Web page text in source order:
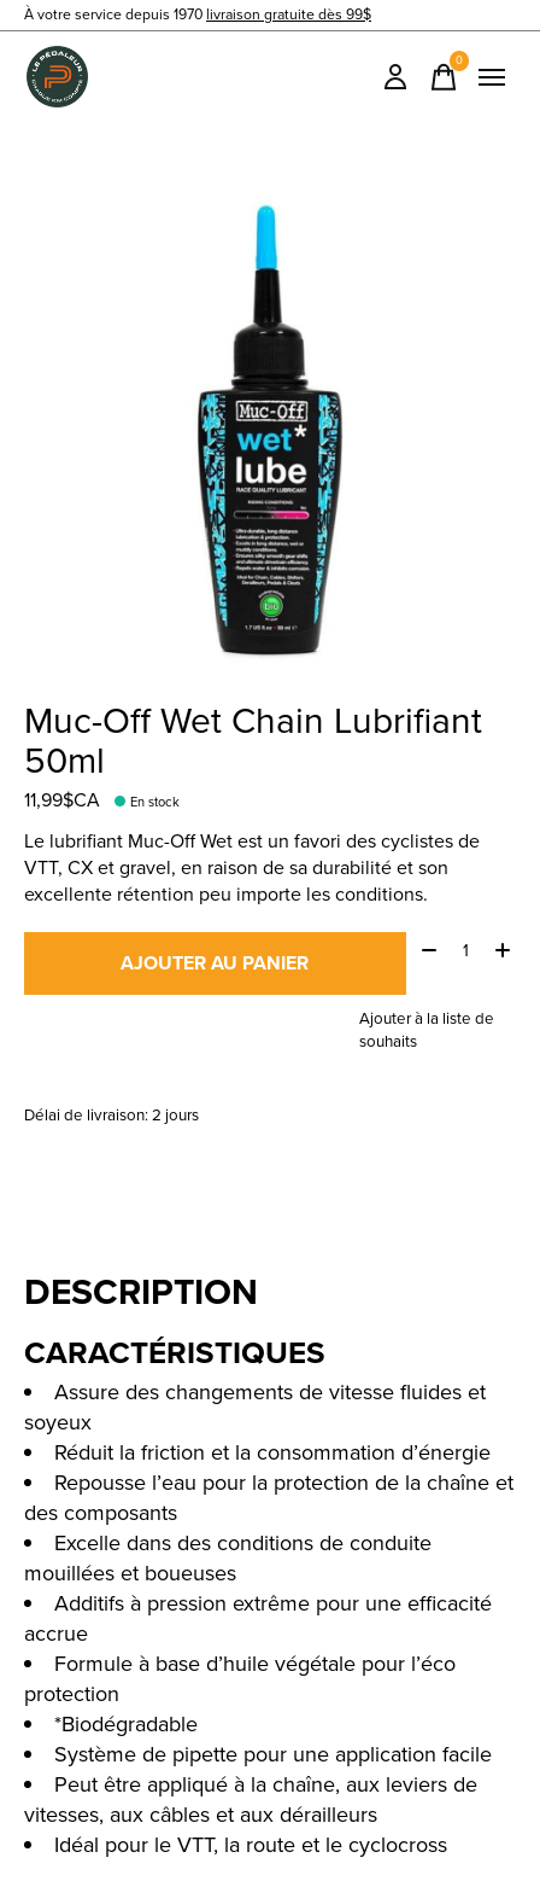
À votre service depuis 1970 livraison gratuite dès 99$
0items
Muc-Off Wet Chain Lubrifiant
50ml
11,99$CA En stock
Le lubrifiant Muc-Off Wet est un favori des cyclistes de
VTT, CX et gravel, en raison de sa durabilité et son
excellente rétention peu importe les conditions.
AJOUTER AU PANIER
Quantité:
Ajouter à la liste de
souhaits
Délai de livraison: 2 jours
DESCRIPTION
CARACTÉRISTIQUES
Assure des changements de vitesse fluides et
soyeux
Réduit la friction et la consommation d’énergie
Repousse l’eau pour la protection de la chaîne et
des composants
Excelle dans des conditions de conduite
mouillées et boueuses
Additifs à pression extrême pour une efficacité
accrue
Formule à base d’huile végétale pour l’éco
protection
*Biodégradable
Système de pipette pour une application facile
Peut être appliqué à la chaîne, aux leviers de
vitesses, aux câbles et aux dérailleurs
Idéal pour le VTT, la route et le cyclocross